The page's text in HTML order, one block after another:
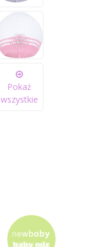
Pokaż
wszystkie